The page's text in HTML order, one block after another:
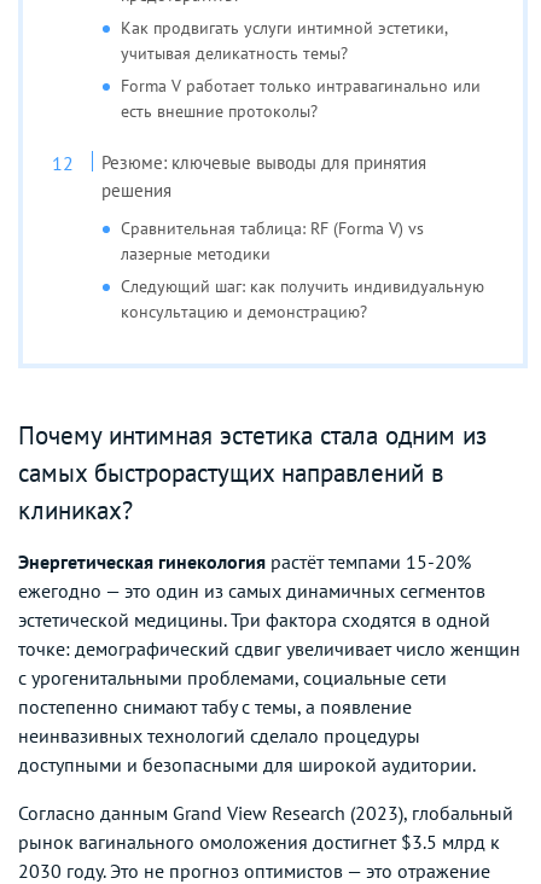
Как продвигать услуги интимной эстетики,
учитывая деликатность темы?
Forma V работает только интравагинально или
есть внешние протоколы?
Резюме: ключевые выводы для принятия
решения
Сравнительная таблица: RF (Forma V) vs
лазерные методики
Следующий шаг: как получить индивидуальную
консультацию и демонстрацию?
Почему интимная эстетика стала одним из
самых быстрорастущих направлений в
клиниках?
Энергетическая гинекология растёт темпами 15-20%
ежегодно — это один из самых динамичных сегментов
эстетической медицины. Три фактора сходятся в одной
точке: демографический сдвиг увеличивает число женщин
с урогенитальными проблемами, социальные сети
постепенно снимают табу с темы, а появление
неинвазивных технологий сделало процедуры
доступными и безопасными для широкой аудитории.
Согласно данным Grand View Research (2023), глобальный
рынок вагинального омоложения достигнет $3.5 млрд к
2030 году. Это не прогноз оптимистов — это отражение